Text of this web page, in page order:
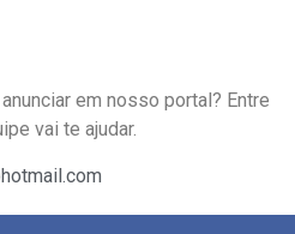
em nosso portal? Entre
vai te ajudar.